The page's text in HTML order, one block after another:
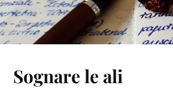
Sognare le ali